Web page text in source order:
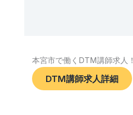
本宮市で働くDTM講師求人！
DTM講師求人詳細